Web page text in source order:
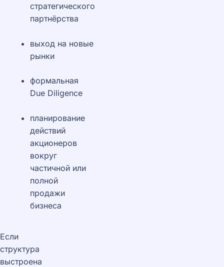
стратегического
партнёрства
выход на новые
рынки
формальная
Due Diligence
планирование
действий
акционеров
вокруг
частичной или
полной
продажи
бизнеса
Если
структура
выстроена